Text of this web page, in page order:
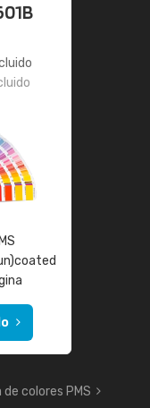
colores PMS